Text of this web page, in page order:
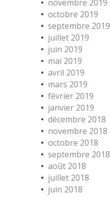
novembre 2019
octobre 2019
septembre 2019
juillet 2019
juin 2019
mai 2019
avril 2019
mars 2019
février 2019
janvier 2019
décembre 2018
novembre 2018
octobre 2018
septembre 2018
août 2018
juillet 2018
juin 2018